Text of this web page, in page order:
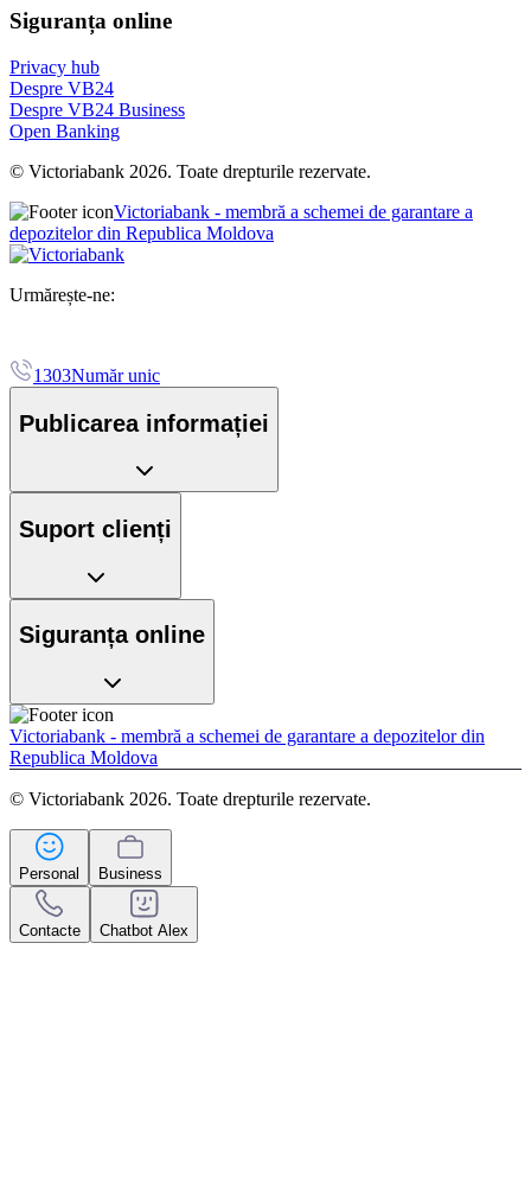
Siguranța online
Privacy hub
Despre VB24
Despre VB24 Business
Open Banking
© Victoriabank 2026. Toate drepturile rezervate.
Victoriabank - membră a schemei de garantare a
depozitelor din Republica Moldova
Urmărește-ne:
1303Număr unic
Publicarea informației
Suport clienți
Siguranța online
Victoriabank - membră a schemei de garantare a depozitelor din
Republica Moldova
© Victoriabank 2026. Toate drepturile rezervate.
Personal Business
Contacte Chatbot Alex